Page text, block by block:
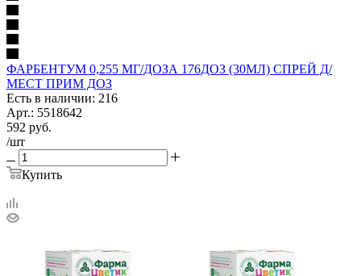
ФАРБЕНТУМ 0,255 МГ/ДОЗА 176ДОЗ (30МЛ) СПРЕЙ Д/
МЕСТ ПРИМ ДОЗ
Есть в наличии: 216
Арт.: 5518642
592 руб.
/шт
Купить